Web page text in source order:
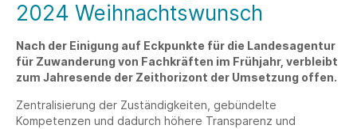
2024 Weihnachtswunsch
Nach der Einigung auf Eckpunkte für die Landesagentur
für Zuwanderung von Fachkräften im Frühjahr, verbleibt
zum Jahresende der Zeithorizont der Umsetzung offen.
Zentralisierung der Zuständigkeiten, gebündelte
Kompetenzen und dadurch höhere Transparenz und